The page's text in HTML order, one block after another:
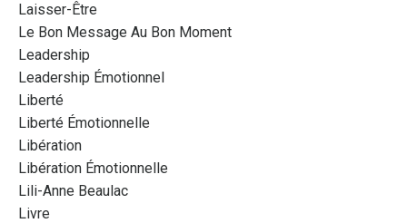
Laisser-Être
Le Bon Message Au Bon Moment
Leadership
Leadership Émotionnel
Liberté
Liberté Émotionnelle
Libération
Libération Émotionnelle
Lili-Anne Beaulac
Livre